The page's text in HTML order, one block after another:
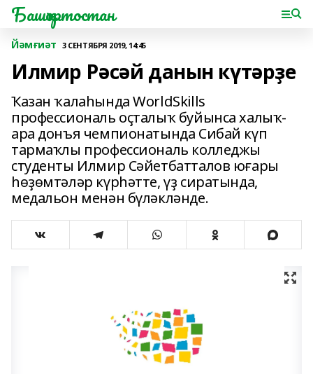
Башҡортостан
Йәмғиәт 3 СЕНТЯБРЯ 2019, 14:45
Илмир Рәсәй данын күтәрҙе
Ҡазан ҡалаһында WorldSkills
профессиональ оҫталыҡ буйынса халыҡ-
ара донъя чемпионатында Сибай күп
тармаҡлы профессиональ колледжы
студенты Илмир Сәйетбатталов юғары
һөҙөмтәләр күрһәтте, үҙ сиратында,
медальон менән бүләкләнде.